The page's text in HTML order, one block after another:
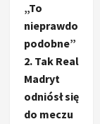
„To
nieprawdo
podobne”
2. Tak Real
Madryt
odniósł się
do meczu